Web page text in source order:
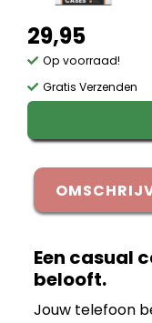
29,95
Op voorraad!
Gratis Verzenden
Een casual
belooft.
Jouw telefoon